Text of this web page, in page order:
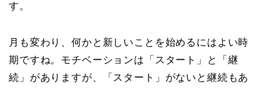
す。
月も変わり、何かと新しいことを始めるにはよい時
期ですね。モチベーションは「スタート」と「継
続」がありますが、「スタート」がないと継続もあ